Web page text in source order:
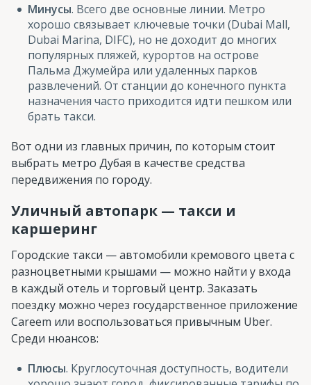
Минусы. Всего две основные линии. Метро
хорошо связывает ключевые точки (Dubai Mall,
Dubai Marina, DIFC), но не доходит до многих
популярных пляжей, курортов на острове
Пальма Джумейра или удаленных парков
развлечений. От станции до конечного пункта
назначения часто приходится идти пешком или
брать такси.
Вот одни из главных причин, по которым стоит
выбрать метро Дубая в качестве средства
передвижения по городу.
Уличный автопарк — такси и
каршеринг
Городские такси — автомобили кремового цвета с
разноцветными крышами — можно найти у входа
в каждый отель и торговый центр. Заказать
поездку можно через государственное приложение
Careem или воспользоваться привычным Uber.
Среди нюансов:
Плюсы. Круглосуточная доступность, водители